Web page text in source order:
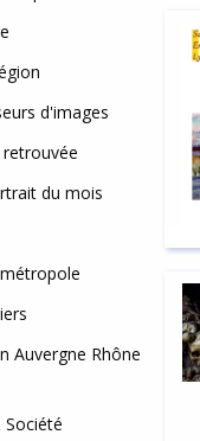
d'images
du mois
Auvergne Rhône